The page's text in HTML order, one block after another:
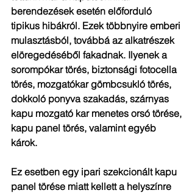
berendezések esetén előforduló
tipikus hibákról. Ezek többnyire emberi
mulasztásból, továbbá az alkatrészek
elöregedéséből fakadnak. Ilyenek a
sorompókar törés, biztonsági fotocella
törés, mozgatókar gömbcsukló törés,
dokkoló ponyva szakadás, szárnyas
kapu mozgató kar menetes orsó törése,
kapu panel törés, valamint egyéb
károk.
Ez esetben egy ipari szekcionált kapu
panel törése miatt kellett a helyszínre